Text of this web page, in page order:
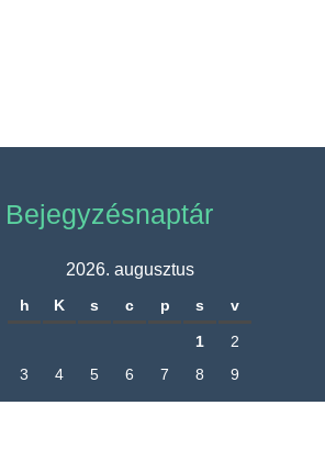
Bejegyzésnaptár
2026. augusztus
h K s c p s v
1
2
3
4 5 6 7 8
9
10
11 12 13 14 15
16